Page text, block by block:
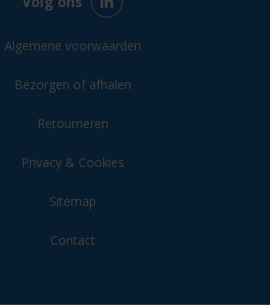
Algemene voorwaarden
Bezorgen of afhalen
Retourneren
Privacy & Cookies
Sitemap
Contact